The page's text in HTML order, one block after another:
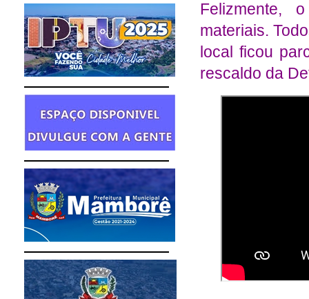
Felizmente,
materiais.
local ficou
rescaldo da